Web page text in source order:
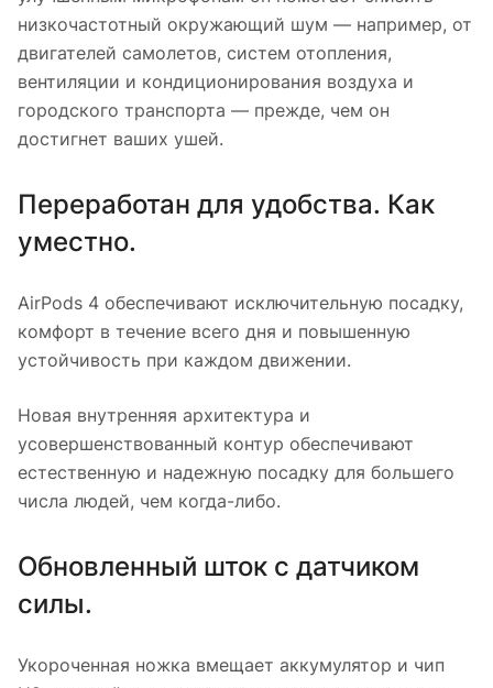
низкочастотный окружающий шум — например, от
двигателей самолетов, систем отопления,
вентиляции и кондиционирования воздуха и
городского транспорта — прежде, чем он
достигнет ваших ушей.
Переработан для удобства. Как
уместно.
AirPods 4 обеспечивают исключительную посадку,
комфорт в течение всего дня и повышенную
устойчивость при каждом движении.
Новая внутренняя архитектура и
усовершенствованный контур обеспечивают
естественную и надежную посадку для большего
числа людей, чем когда-либо.
Обновленный шток с датчиком
силы.
Укороченная ножка вмещает аккумулятор и чип